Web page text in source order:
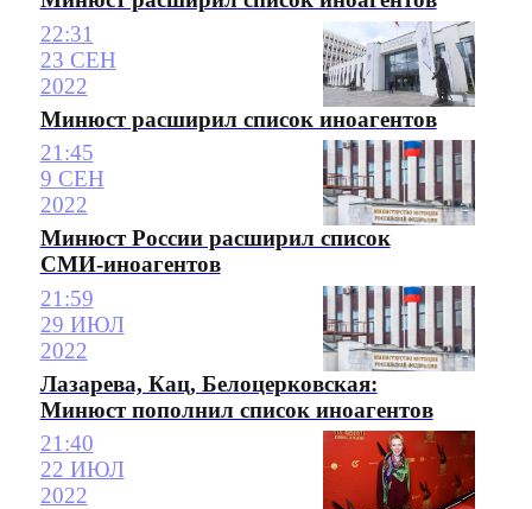
22:31
23 СЕН
2022
Минюст расширил список иноагентов
21:45
9 СЕН
2022
Минюст России расширил список
СМИ-иноагентов
21:59
29 ИЮЛ
2022
Лазарева, Кац, Белоцерковская:
Минюст пополнил список иноагентов
21:40
22 ИЮЛ
2022